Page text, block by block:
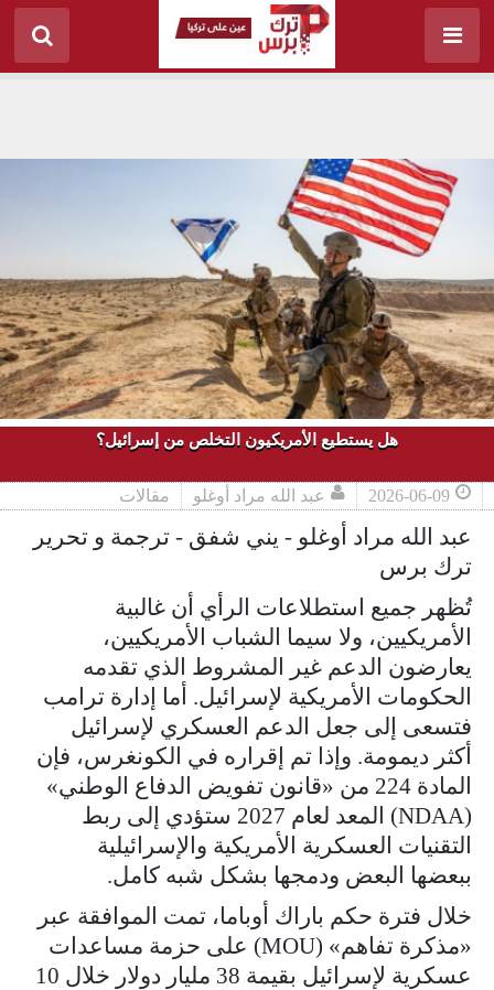
هل يستطيع الأمريكيون التخلص من إسرائيل؟
2026-06-09 عبد الله مراد أوغلو مقالات
عبد الله مراد أوغلو - يني شفق - ترجمة و تحرير
ترك برس
تُظهر جميع استطلاعات الرأي أن غالبية
الأمريكيين، ولا سيما الشباب الأمريكيين،
يعارضون الدعم غير المشروط الذي تقدمه
الحكومات الأمريكية لإسرائيل. أما إدارة ترامب
فتسعى إلى جعل الدعم العسكري لإسرائيل
أكثر ديمومة. وإذا تم إقراره في الكونغرس، فإن
المادة 224 من «قانون تفويض الدفاع الوطني»
(NDAA) المعد لعام 2027 ستؤدي إلى ربط
التقنيات العسكرية الأمريكية والإسرائيلية
ببعضها البعض ودمجها بشكل شبه كامل.
خلال فترة حكم باراك أوباما، تمت الموافقة عبر
«مذكرة تفاهم» (MOU) على حزمة مساعدات
عسكرية لإسرائيل بقيمة 38 مليار دولار خلال 10